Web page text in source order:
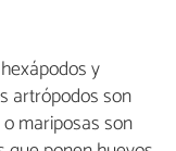
y
artrópodos son
mariposas son